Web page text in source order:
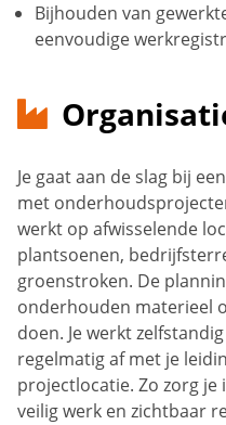
Bijhouden van
eenvoudige
Je gaat aan de slag bij
met
werkt op afwisselende
plantsoenen,
groenstroken. De
onderhouden materieel
doen. Je werkt
regelmatig af met je
projectlocatie. Zo zorg
veilig werk en zichtbaar